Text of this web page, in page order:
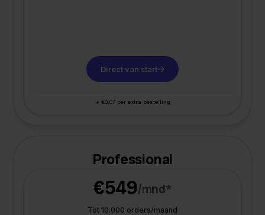
Direct van start
+ €0,07 per extra bestelling
Professional
€549/mnd*
Tot 10.000 orders/maand